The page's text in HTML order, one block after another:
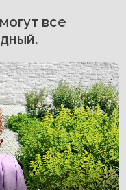
все